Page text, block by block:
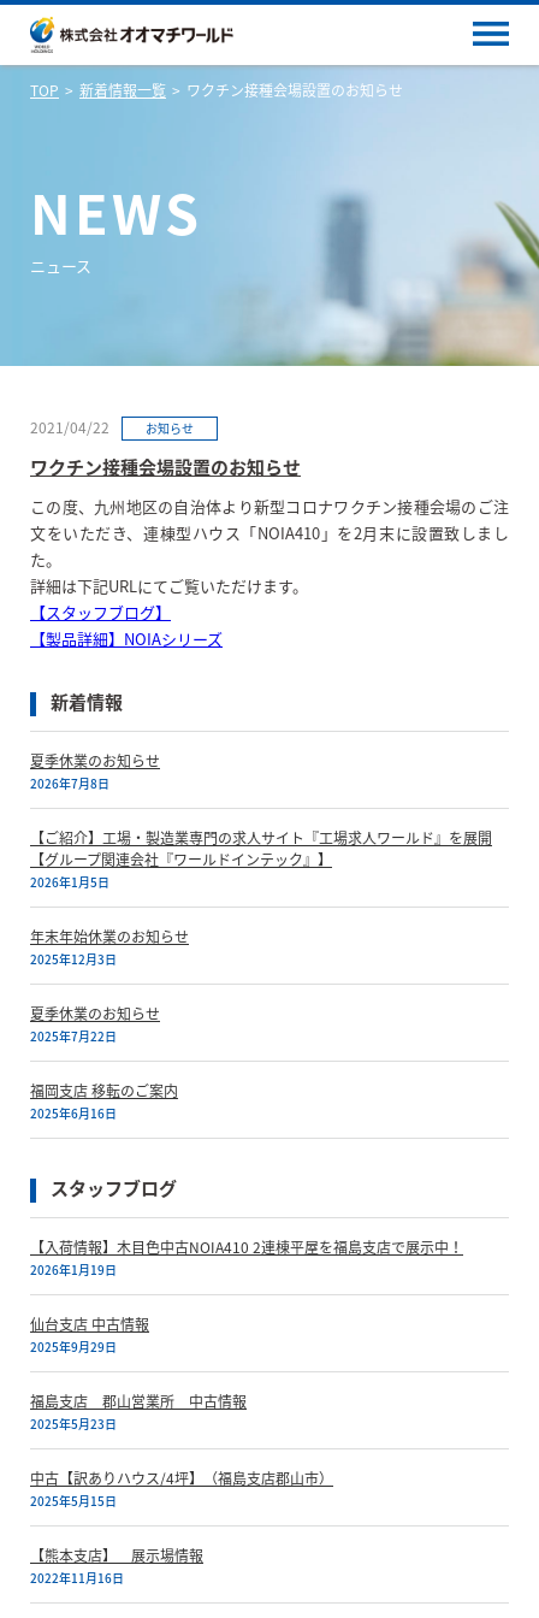
TOP 新着情報一覧 ワクチン接種会場設置のお知らせ
NEWS
ニュース
2021/04/22 お知らせ
ワクチン接種会場設置のお知らせ
この度、九州地区の自治体より新型コロナワクチン接種会場のご注
文をいただき、連棟型ハウス「NOIA410」を2月末に設置致しまし
た。
詳細は下記URLにてご覧いただけます。
【スタッフブログ】
【製品詳細】NOIAシリーズ
新着情報
夏季休業のお知らせ
2026年7月8日
【ご紹介】工場・製造業専門の求人サイト『工場求人ワールド』を展開
【グループ関連会社『ワールドインテック』】
2026年1月5日
年末年始休業のお知らせ
2025年12月3日
夏季休業のお知らせ
2025年7月22日
福岡支店 移転のご案内
2025年6月16日
スタッフブログ
【入荷情報】木目色中古NOIA410 2連棟平屋を福島支店で展示中！
2026年1月19日
仙台支店 中古情報
2025年9月29日
福島支店 郡山営業所 中古情報
2025年5月23日
中古【訳ありハウス/4坪】（福島支店郡山市）
2025年5月15日
【熊本支店】 展示場情報
2022年11月16日